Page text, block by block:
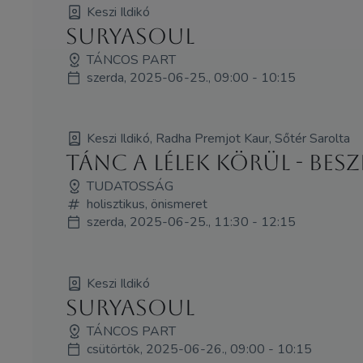
Keszi Ildikó
SuryaSoul
TÁNCOS PART
szerda, 2025-06-25., 09:00 - 10:15
Keszi Ildikó, Radha Premjot Kaur, Sőtér Sarolta
Tánc a lélek körül -
TUDATOSSÁG
holisztikus, önismeret
szerda, 2025-06-25., 11:30 - 12:15
Keszi Ildikó
SuryaSoul
TÁNCOS PART
csütörtök, 2025-06-26., 09:00 - 10:15